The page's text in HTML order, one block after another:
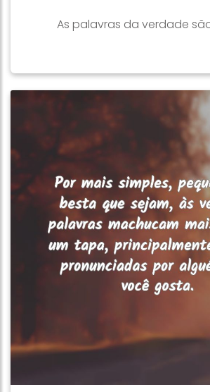
As palavras da verdade